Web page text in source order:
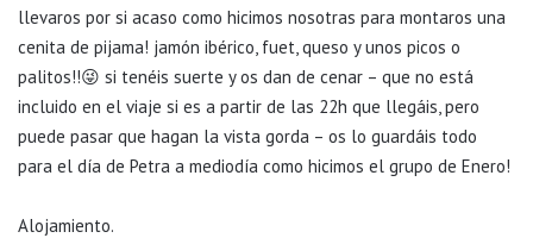
llevaros por si acaso como hicimos nosotras para montaros una
cenita de pijama! jamón ibérico, fuet, queso y unos picos o
palitos!!😜 si tenéis suerte y os dan de cenar – que no está
incluido en el viaje si es a partir de las 22h que llegáis, pero
puede pasar que hagan la vista gorda – os lo guardáis todo
para el día de Petra a mediodía como hicimos el grupo de Enero!
Alojamiento.